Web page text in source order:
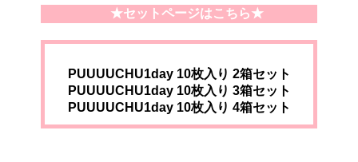
★セットページはこちら★
PUUUUCHU1day 10枚入り 2箱セット
PUUUUCHU1day 10枚入り 3箱セット
PUUUUCHU1day 10枚入り 4箱セット